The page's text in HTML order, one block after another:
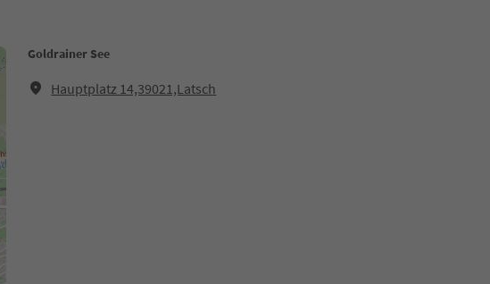
Goldrainer See
Hauptplatz 14,39021,Latsch